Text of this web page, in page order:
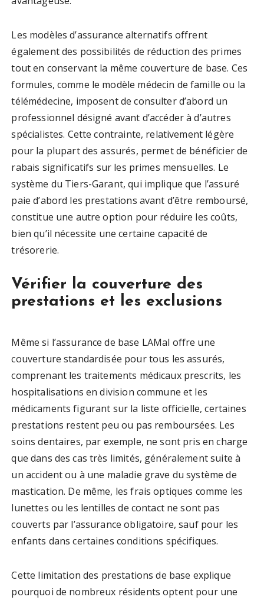
Les modèles d’assurance alternatifs offrent
également des possibilités de réduction des primes
tout en conservant la même couverture de base. Ces
formules, comme le modèle médecin de famille ou la
télémédecine, imposent de consulter d’abord un
professionnel désigné avant d’accéder à d’autres
spécialistes. Cette contrainte, relativement légère
pour la plupart des assurés, permet de bénéficier de
rabais significatifs sur les primes mensuelles. Le
système du Tiers-Garant, qui implique que l’assuré
paie d’abord les prestations avant d’être remboursé,
constitue une autre option pour réduire les coûts,
bien qu’il nécessite une certaine capacité de
trésorerie.
Vérifier la couverture des
prestations et les exclusions
Même si l’assurance de base LAMal offre une
couverture standardisée pour tous les assurés,
comprenant les traitements médicaux prescrits, les
hospitalisations en division commune et les
médicaments figurant sur la liste officielle, certaines
prestations restent peu ou pas remboursées. Les
soins dentaires, par exemple, ne sont pris en charge
que dans des cas très limités, généralement suite à
un accident ou à une maladie grave du système de
mastication. De même, les frais optiques comme les
lunettes ou les lentilles de contact ne sont pas
couverts par l’assurance obligatoire, sauf pour les
enfants dans certaines conditions spécifiques.
Cette limitation des prestations de base explique
pourquoi de nombreux résidents optent pour une